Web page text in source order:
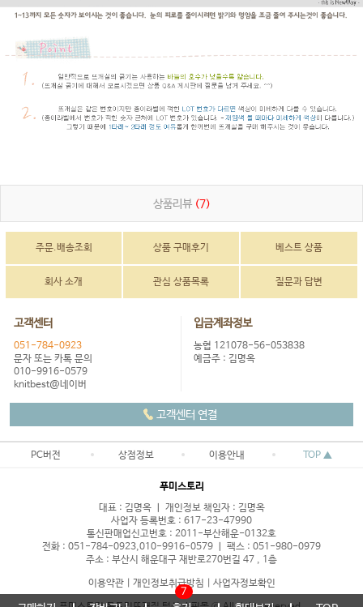
상품리뷰 (7)
7
주문.배송조회 상품 구매후기 베스트 상품
회사 소개 관심 상품목록 질문과 답변
고객센터
051-784-0923
문자 또는 카톡 문의
010-9916-0579
knitbest@네이버
입금계좌정보
농협 121078-56-053838
예금주 : 김명옥
고객센터 연결
PC버전 상점정보 이용안내 TOP ▲
푸미스토리
대표 : 김명옥 ㅣ 개인정보 책임자 : 김명옥
사업자 등록번호 : 617-23-47990
통신판매업신고번호 : 2011-부산해운-0132호
전화 : 051-784-0923,010-9916-0579 ㅣ 팩스 : 051-980-0979
주소 : 부산시 해운대구 재반로270번길 47 , 1층
이용약관| 개인정보취급방침 사업자정보확인